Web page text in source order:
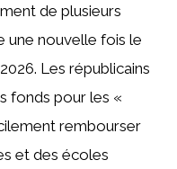
de plusieurs
une nouvelle fois le
Les républicains
fonds pour les «
rembourser
et des écoles